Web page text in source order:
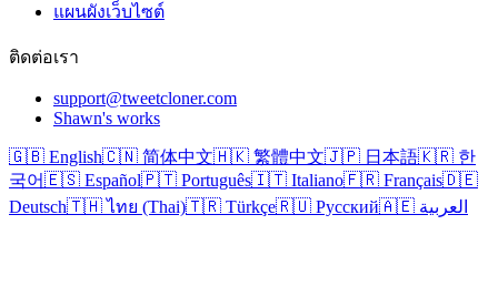
แผนผังเว็บไซต์
ติดต่อเรา
support@tweetcloner.com
Shawn's works
🇬🇧 English🇨🇳 简体中文🇭🇰 繁體中文🇯🇵 日本語🇰🇷 한
국어🇪🇸 Español🇵🇹 Português🇮🇹 Italiano🇫🇷 Français🇩🇪
Deutsch🇹🇭 ไทย (Thai)🇹🇷 Türkçe🇷🇺 Русский 🇦🇪 العربية